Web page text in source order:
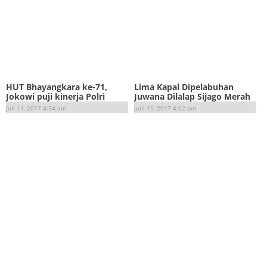
HUT Bhayangkara ke-71,
Jokowi puji kinerja Polri
Juli 11, 2017 4:54 am
Lima Kapal Dipelabuhan
Juwana Dilalap Sijago Merah
Juni 15, 2017 4:02 pm